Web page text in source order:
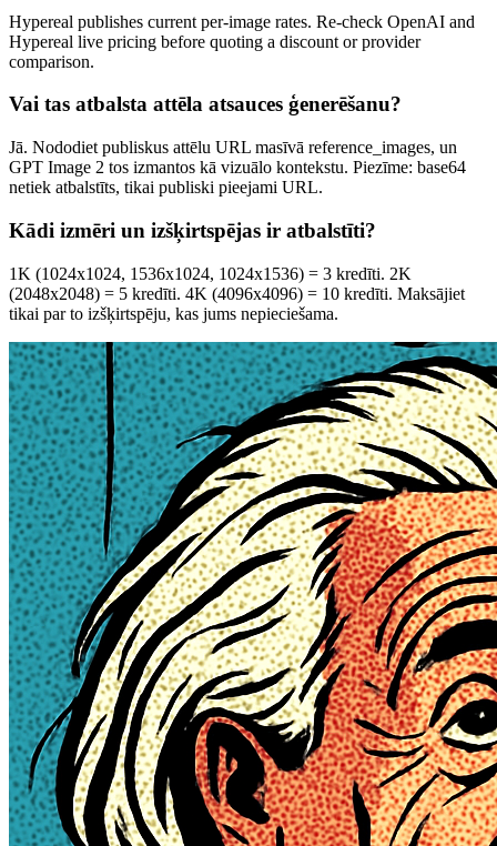
Hypereal publishes current per-image rates. Re-check OpenAI and
Hypereal live pricing before quoting a discount or provider
comparison.
Vai tas atbalsta attēla atsauces ģenerēšanu?
Jā. Nododiet publiskus attēlu URL masīvā reference_images, un
GPT Image 2 tos izmantos kā vizuālo kontekstu. Piezīme: base64
netiek atbalstīts, tikai publiski pieejami URL.
Kādi izmēri un izšķirtspējas ir atbalstīti?
1K (1024x1024, 1536x1024, 1024x1536) = 3 kredīti. 2K
(2048x2048) = 5 kredīti. 4K (4096x4096) = 10 kredīti. Maksājiet
tikai par to izšķirtspēju, kas jums nepieciešama.